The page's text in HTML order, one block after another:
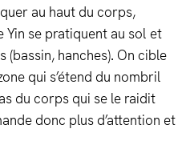
au haut du corps,
Yin se pratiquent au sol et
hanches). On cible
qui s’étend du nombril
du corps qui se le raidit
donc plus d’attention et